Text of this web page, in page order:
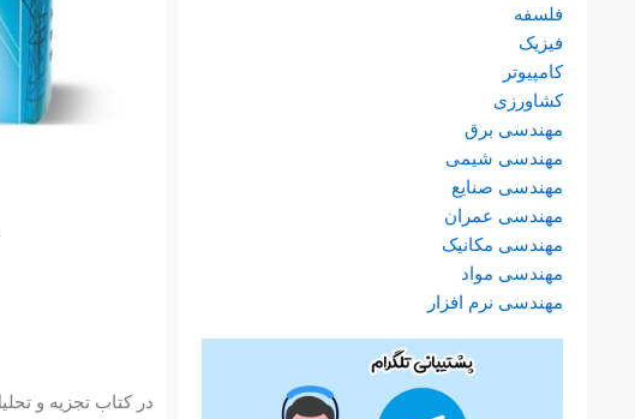
فلسفه
فیزیک
کامپیوتر
کشاورزی
مهندسی برق
مهندسی شیمی
مهندسی صنایع
مهندسی عمران
مهندسی مکانیک
مهندسی مواد
مهندسی نرم افزار